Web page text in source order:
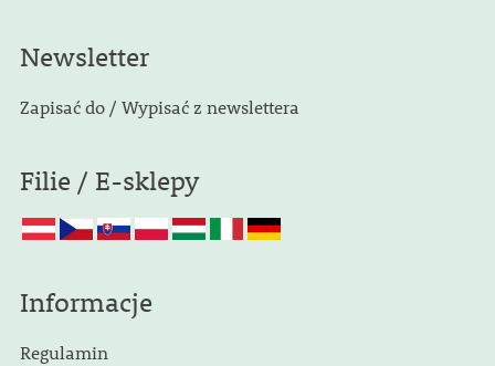
Newsletter
Zapisać do / Wypisać z newslettera
Filie / E-sklepy
Informacje
Regulamin